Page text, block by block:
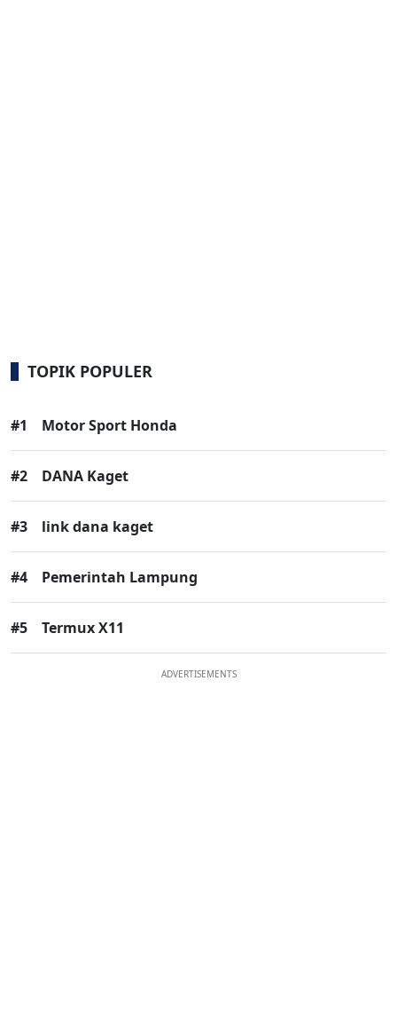
TOPIK POPULER
#1 Motor Sport Honda
#2 DANA Kaget
#3 link dana kaget
#4 Pemerintah Lampung
#5 Termux X11
ADVERTISEMENTS